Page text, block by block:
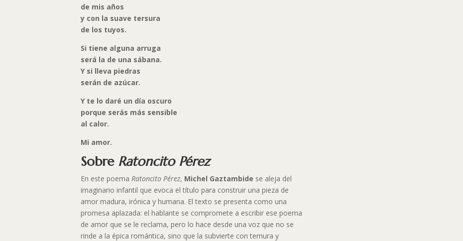
de mis años
y con la suave tersura
de los tuyos.
Si tiene alguna arruga
será la de una sábana.
Y si lleva piedras
serán de azúcar.
Y te lo daré un día oscuro
porque serás más sensible
al calor.
Mi amor.
Sobre Ratoncito Pérez
En este poemaRatoncito Pérez, Michel Gaztambide se aleja del
imaginario infantil que evoca el título para construir una pieza de
amor madura, irónica y humana. El texto se presenta como una
promesa aplazada: el hablante se compromete a escribir ese poema
de amor que se le reclama, pero lo hace desde una voz que no se
rinde a la épica romántica, sino que la subvierte con ternura y